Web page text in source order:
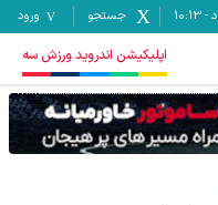
-
10:13 جستجو ورود
اپلیکیشن اندروید ورزش سه